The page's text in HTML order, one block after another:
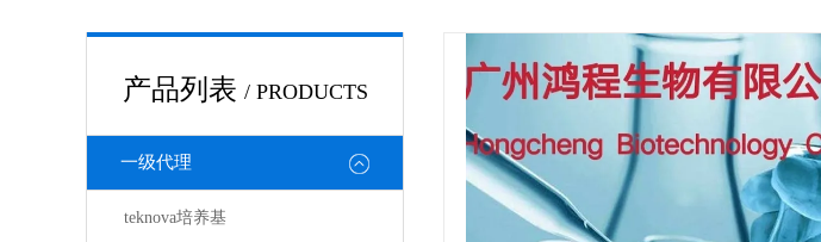
产品列表 / PRODUCTS
一级代理
teknova培养基